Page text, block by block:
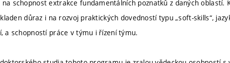
na schopnost extrakce fundamentálních poznatků z daných oblastí.
důraz i na rozvoj praktických dovedností typu „soft-skills“,
a schopností práce v týmu i řízení týmu.